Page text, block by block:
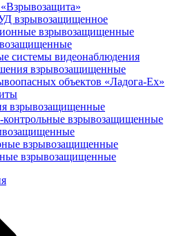
взрывозащищенное
взрывозащищенные
системы видеонаблюдения
взрывозащищенные
объектов «Ладога-Ex»
взрывозащищенные
взрывозащищенные
взрывозащищенные
взрывозащищенные